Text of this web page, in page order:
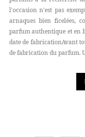
l'occasion n'est pas
arnaques bien ficelées,
parfum authentique et en
date de fabricationAvant
de fabrication du parfum.